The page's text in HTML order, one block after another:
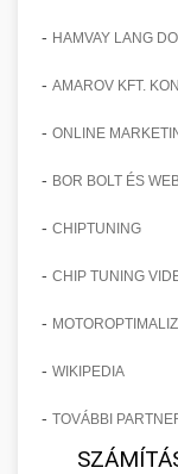
- HAMVAY LANG
- AMAROV KFT.
- ONLINE
- BOR BOLT ÉS
- CHIPTUNING
- CHIP TUNING
-
- WIKIPEDIA
- TOVÁBBI